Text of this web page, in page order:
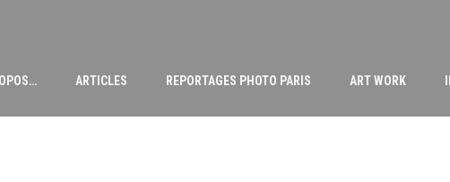
ARTICLES REPORTAGES PHOTO PARIS ART WORK